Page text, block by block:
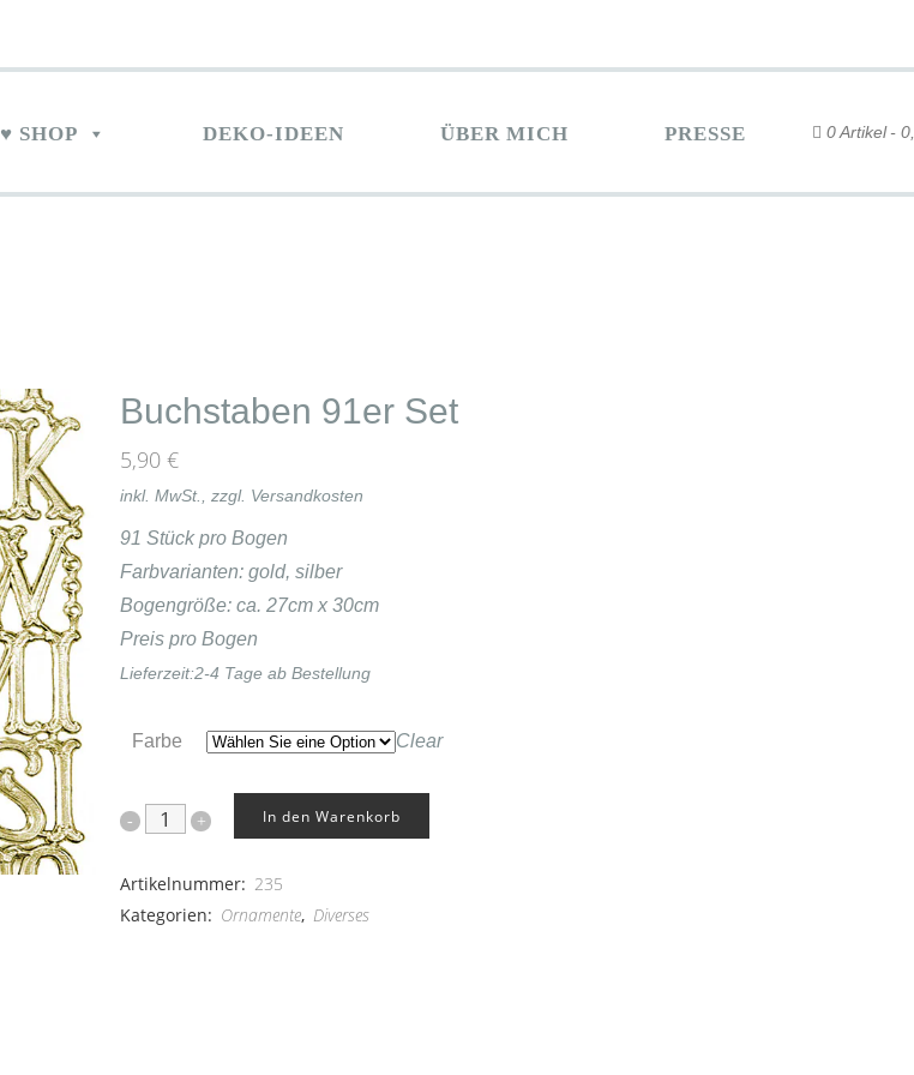
♥ SHOP DEKO-IDEEN ÜBER MICH PRESSE 0 Artikel
Buchstaben 91er Set
5,90€
inkl. MwSt., zzgl. Versandkosten
91 Stück pro Bogen
Farbvarianten: gold, silber
Bogengröße: ca. 27cm x 30cm
Preis pro Bogen
Lieferzeit:2-4 Tage ab Bestellung
Farbe Clear
Buchstaben
Set
In den Warenkorb
Artikelnummer: 235
Kategorien: Ornamente, Diverses